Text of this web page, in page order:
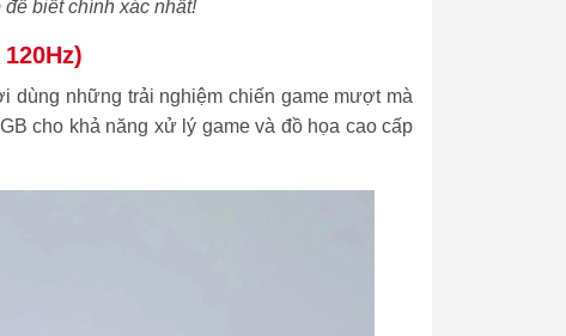
biết chính xác nhất!
dùng những trải nghiệm chiến game mượt mà
cho khả năng xử lý game và đồ họa cao cấp